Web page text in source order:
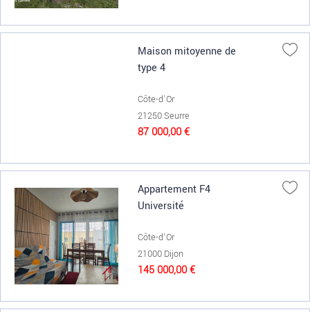
Maison mitoyenne de
type 4
Côte-d'Or
21250 Seurre
87 000,00 €
Appartement F4
Université
Côte-d'Or
21000 Dijon
145 000,00 €